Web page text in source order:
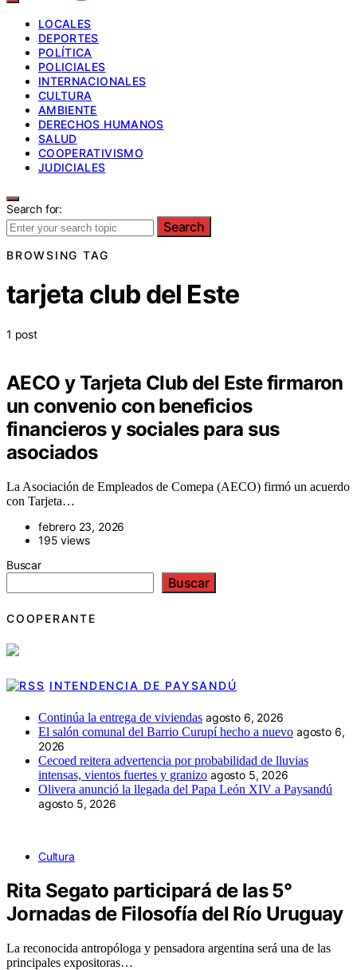
LOCALES
DEPORTES
POLÍTICA
POLICIALES
INTERNACIONALES
CULTURA
AMBIENTE
DERECHOS HUMANOS
SALUD
COOPERATIVISMO
JUDICIALES
Search for:
Search
BROWSING TAG
tarjeta club del Este
1 post
AECO y Tarjeta Club del Este firmaron
un convenio con beneficios
financieros y sociales para sus
asociados
La Asociación de Empleados de Comepa (AECO) firmó un acuerdo
con Tarjeta…
febrero 23, 2026
195 views
Buscar
Buscar
COOPERANTE
INTENDENCIA DE PAYSANDÚ
Continúa la entrega de viviendas agosto 6, 2026
El salón comunal del Barrio Curupí hecho a nuevo agosto 6,
2026
Cecoed reitera advertencia por probabilidad de lluvias
intensas, vientos fuertes y granizo agosto 5, 2026
Olivera anunció la llegada del Papa León XIV a Paysandú
agosto 5, 2026
Cultura
Rita Segato participará de las 5°
Jornadas de Filosofía del Río Uruguay
La reconocida antropóloga y pensadora argentina será una de las
principales expositoras…